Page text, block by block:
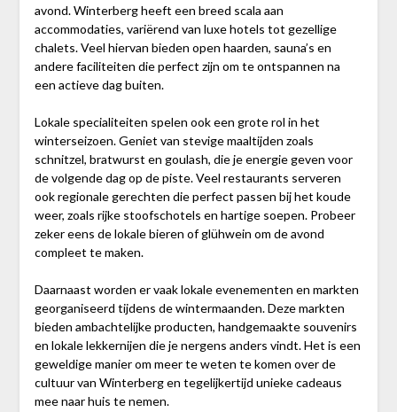
avond. Winterberg heeft een breed scala aan
accommodaties, variërend van luxe hotels tot gezellige
chalets. Veel hiervan bieden open haarden, sauna’s en
andere faciliteiten die perfect zijn om te ontspannen na
een actieve dag buiten.
Lokale specialiteiten spelen ook een grote rol in het
winterseizoen. Geniet van stevige maaltijden zoals
schnitzel, bratwurst en goulash, die je energie geven voor
de volgende dag op de piste. Veel restaurants serveren
ook regionale gerechten die perfect passen bij het koude
weer, zoals rijke stoofschotels en hartige soepen. Probeer
zeker eens de lokale bieren of glühwein om de avond
compleet te maken.
Daarnaast worden er vaak lokale evenementen en markten
georganiseerd tijdens de wintermaanden. Deze markten
bieden ambachtelijke producten, handgemaakte souvenirs
en lokale lekkernijen die je nergens anders vindt. Het is een
geweldige manier om meer te weten te komen over de
cultuur van Winterberg en tegelijkertijd unieke cadeaus
mee naar huis te nemen.